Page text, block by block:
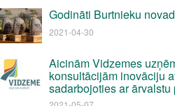
Godināti Burtnieku
2021-04-30
Aicinām Vidzemes
konsultācijām inovāciju
sadarbojoties ar ārvalstu